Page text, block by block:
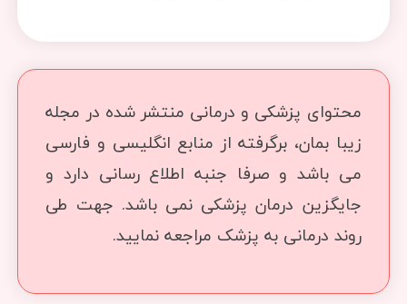
محتوای پزشکی و درمانی منتشر شده در مجله
زیبا بمان، برگرفته از منابع انگلیسی و فارسی
می باشد و صرفا جنبه اطلاع رسانی دارد و
جایگزین درمان پزشکی نمی باشد. جهت طی
روند درمانی به پزشک مراجعه نمایید.